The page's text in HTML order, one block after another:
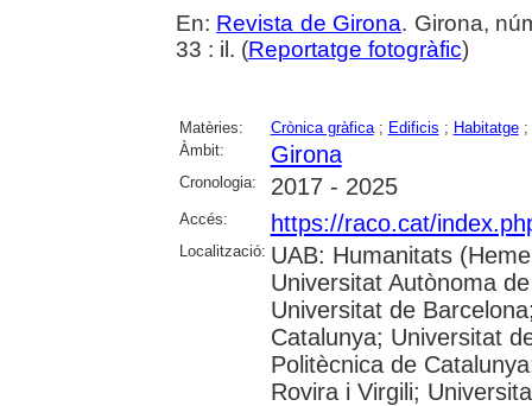
En: Revista de Girona. Girona,
33 : il. (Reportatge fotogràfic)
Matèries: Crònica gràfica; Edificis ; Habitatge;
Àmbit:
Girona
Cronologia: 2017 - 2025
Accés: https://raco.cat/
Localització: UAB: Humanitats
Universitat Autònoma
Universitat de
Catalunya; Universitat
Politècnica de
Rovira i Virgili;